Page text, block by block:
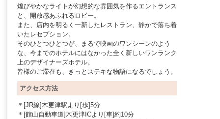
煌びやかなライトが幻想的な雰囲気を作るエントランス
と、開放感あふれるロビー。
また、店内を明るく一新したレストラン、静かで落ち着
いたレセプション。
そのひとつひとつが、まるで映画のワンシーンのよう
な、今までのホテルにはなかった全く新しいワンランク
上のデザイナーズホテル。
皆様のご滞在も、きっとステキな物語になるでしょう。
アクセス方法
＊[JR線]木更津駅より[歩]5分
＊[館山自動車道]木更津ICより[車]約10分